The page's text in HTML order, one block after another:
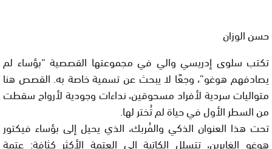
حسن الوزان
تكتب سلوى إدريسي والي في مجموعتها القصصية “بؤساء لم
يصادفهم هوغو”، وجعًا لا يبحث عن تسمية خاصة به. القصص هنا
متواليات سردية لأفراد مسحوقين، نداءات وجودية لأرواح سقطت
من السطر الأول في حياة لم تُختر لها.
تحت هذا العنوان الذكي والمُربك، الذي يحيل إلى بؤساء فيكتور
هوغو الغابرين، تتسلل الكاتبة إلى العتمة الأكثر كثافة: عتمة